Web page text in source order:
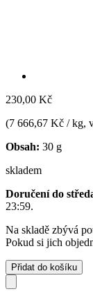
230,00 Kč
(7 666,67 Kč / kg,
Obsah: 30 g
skladem
Doručení do
23:59.
Na skladě zbývá
Pokud si jich
Přidat do košíku